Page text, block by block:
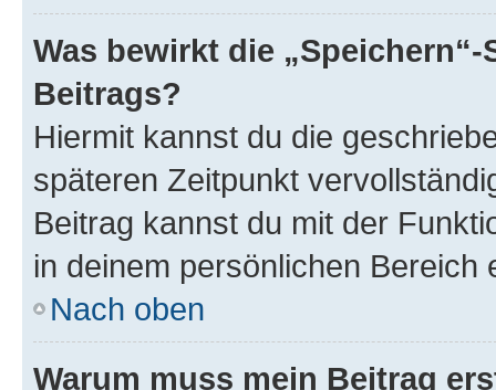
Was bewirkt die
Beitrags?
Hiermit kannst du die
späteren Zeitpunkt
Beitrag kannst du mit der
in deinem persönlichen Bereich
Nach oben
Warum muss mein Beitrag